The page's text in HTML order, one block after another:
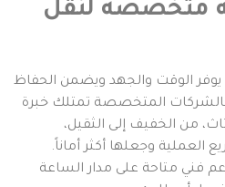
متخصصة لنقل
يوفر الوقت والجهد ويضمن الحفاظ
المتخصصة تمتلك خبرة
من الخفيف إلى الثقيل،
وجعلها أكثر أماناً.
فني متاحة على مدار الساعة